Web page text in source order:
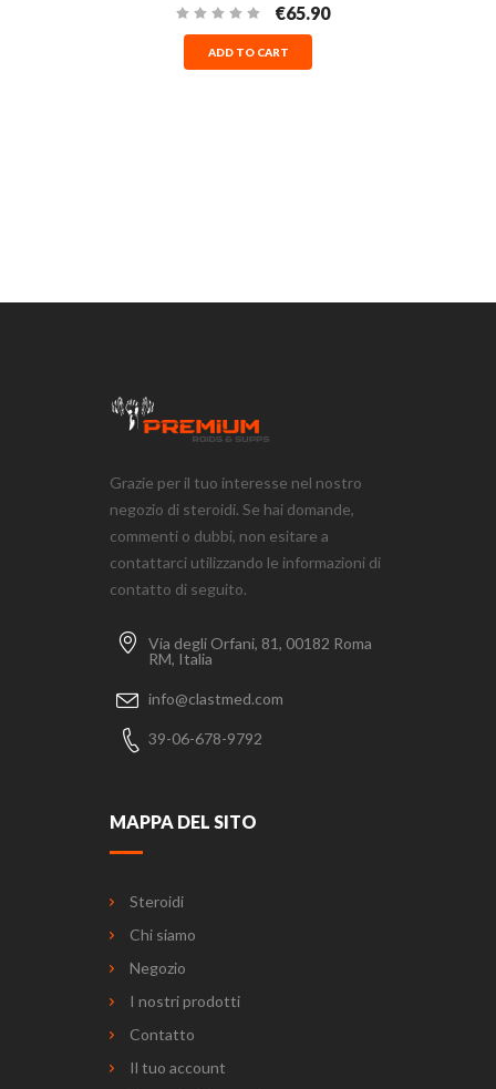
€65.90
ADD TO CART
Grazie per il tuo interesse nel nostro
negozio di steroidi. Se hai domande,
commenti o dubbi, non esitare a
contattarci utilizzando le informazioni di
contatto di seguito.
Via degli Orfani, 81, 00182 Roma
RM, Italia
info@clastmed.com
39-06-678-9792
MAPPA DEL SITO
Steroidi
Chi siamo
Negozio
I nostri prodotti
Contatto
Il tuo account